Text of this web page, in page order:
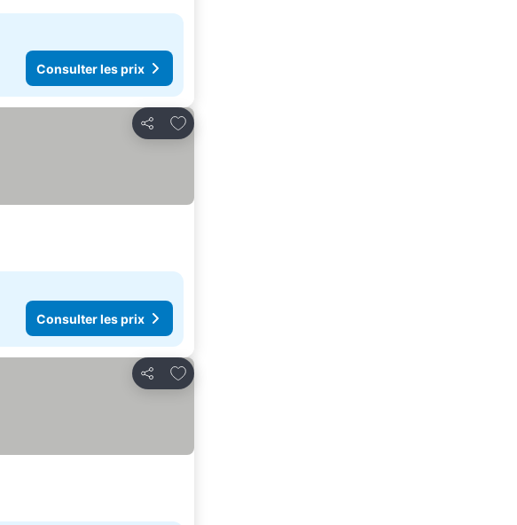
Consulter les prix
Partager
Ajouter à mes favoris
Consulter les prix
Partager
Ajouter à mes favoris